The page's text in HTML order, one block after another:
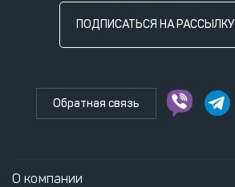
ПОДПИСАТЬСЯ НА РАССЫЛКУ
Обратная связь
О компании